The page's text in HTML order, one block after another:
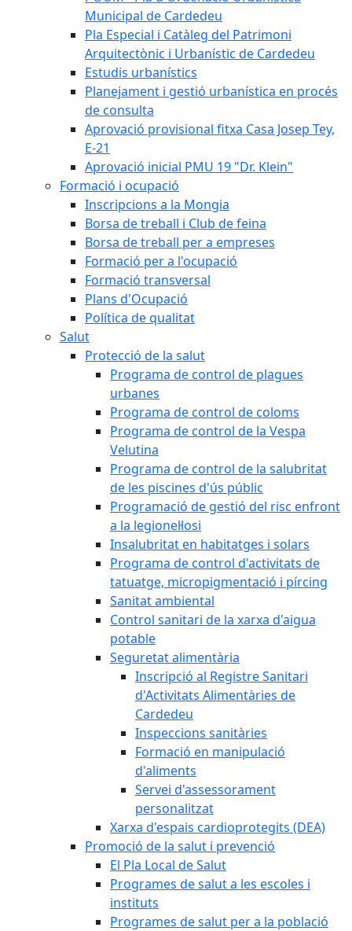
Municipal de Cardedeu
Pla Especial i Catàleg del Patrimoni
Arquitectònic i Urbanístic de Cardedeu
Estudis urbanístics
Planejament i gestió urbanística en procés
de consulta
Aprovació provisional fitxa Casa Josep Tey,
E-21
Aprovació inicial PMU 19 "Dr. Klein"
Formació i ocupació
Inscripcions a la Mongia
Borsa de treball i Club de feina
Borsa de treball per a empreses
Formació per a l'ocupació
Formació transversal
Plans d'Ocupació
Política de qualitat
Salut
Protecció de la salut
Programa de control de plagues
urbanes
Programa de control de coloms
Programa de control de la Vespa
Velutina
Programa de control de la salubritat
de les piscines d'ús públic
Programació de gestió del risc enfront
a la legionel·losi
Insalubritat en habitatges i solars
Programa de control d'activitats de
tatuatge, micropigmentació i pírcing
Sanitat ambiental
Control sanitari de la xarxa d'aigua
potable
Seguretat alimentària
Inscripció al Registre Sanitari
d'Activitats Alimentàries de
Cardedeu
Inspeccions sanitàries
Formació en manipulació
d'aliments
Servei d'assessorament
personalitzat
Xarxa d'espais cardioprotegits (DEA)
Promoció de la salut i prevenció
El Pla Local de Salut
Programes de salut a les escoles i
instituts
Programes de salut per a la població